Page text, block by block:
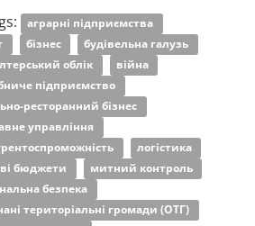
аграрні підприємства
бізнес
будівельна галузь
облік
війна
підприємство
ресторанний бізнес
управління
логістика
бюджети
митний контроль
безпека
територіальні громади (ОТГ)